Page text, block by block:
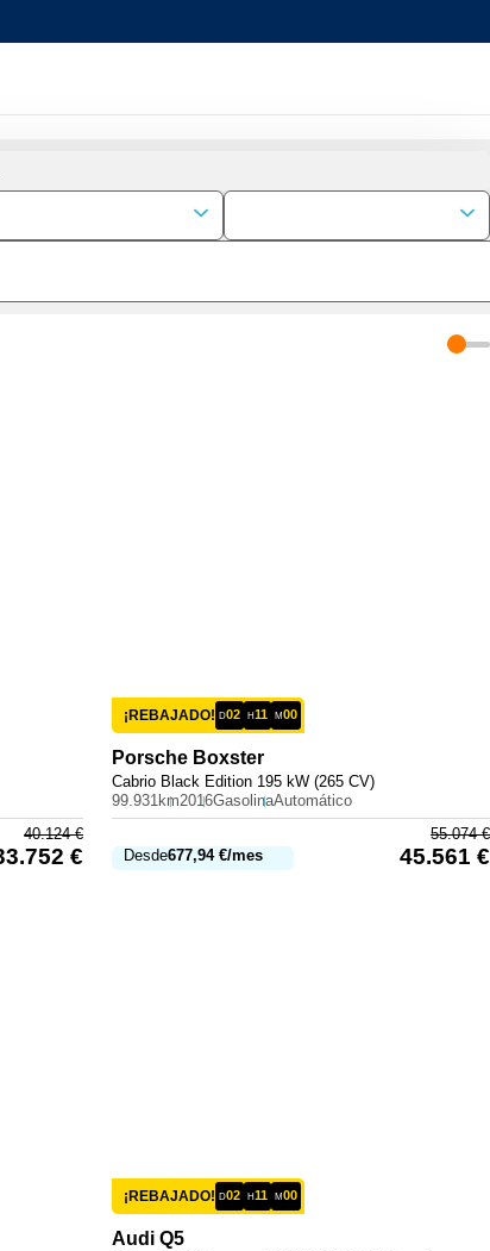
40.124€
€
¡REBAJADO! D02 H11 M00
Porsche Boxster
Cabrio Black Edition 195 kW (265 CV)
99.931km2016GasolinaAutomático
Desde677,94 €/mes
55.074€
45.561 €
¡REBAJADO! D02 H11 M00
Audi Q5